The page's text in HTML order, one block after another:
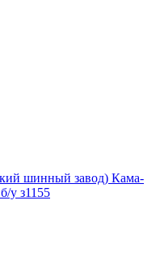
шинный завод) Кама-
у з1155